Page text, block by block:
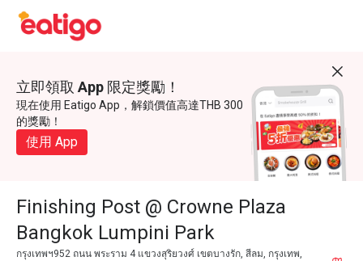
立即領取 App 限定獎勵！
現在使用 Eatigo App，解鎖價值高達THB 300
的獎勵！
使用 App
Finishing Post @ Crowne Plaza
Bangkok Lumpini Park
กรุงเทพฯ952 ถนน พระราม 4 แขวงสุริยวงศ์ เขตบางรัก, สีลม, กรุงเทพ,